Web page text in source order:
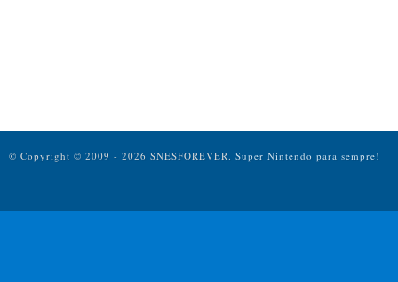
© Copyright © 2009 - 2026 SNESFOREVER. Super Nintendo para sempre!